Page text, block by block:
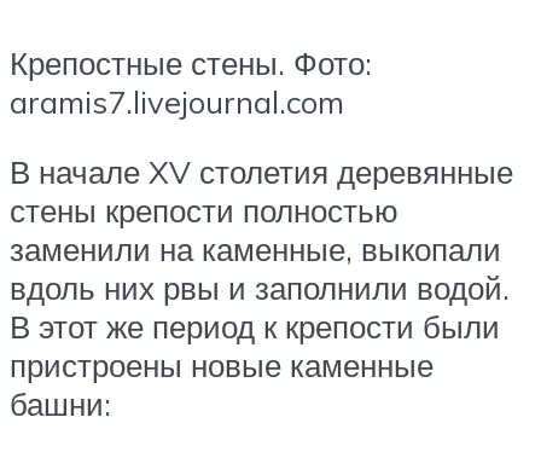
Крепостные стены. Фото:
aramis7.livejournal.com
В начале XV столетия деревянные
стены крепости полностью
заменили на каменные, выкопали
вдоль них рвы и заполнили водой.
В этот же период к крепости были
пристроены новые каменные
башни: